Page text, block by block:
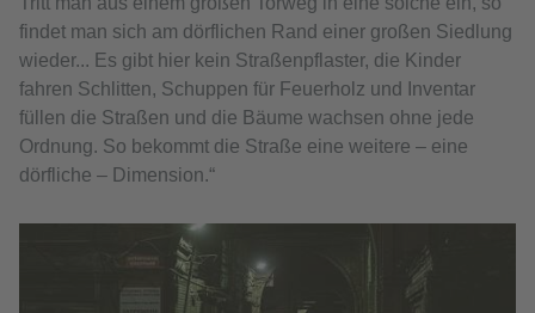
findet man sich am dörflichen Rand einer großen Siedlung
wieder... Es gibt hier kein Straßenpflaster, die Kinder
fahren Schlitten, Schuppen für Feuerholz und Inventar
füllen die Straßen und die Bäume wachsen ohne jede
Ordnung. So bekommt die Straße eine weitere – eine
dörfliche – Dimension.“